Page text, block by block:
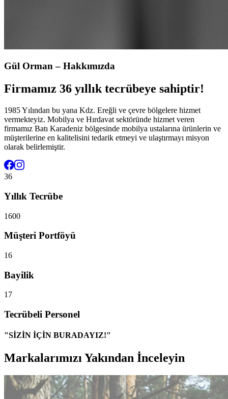
Gül Orman – Hakkımızda
Firmamız 36 yıllık tecrübeye sahiptir!
1985 Yılından bu yana Kdz. Ereğli ve çevre bölgelere hizmet
vermekteyiz. Mobilya ve Hırdavat sektöründe hizmet veren
firmamız Batı Karadeniz bölgesinde mobilya ustalarına ürünlerin ve
müşterilerine en kalitelisini tedarik etmeyi ve ulaştırmayı misyon
olarak belirlemiştir.
36
Yıllık Tecrübe
1600
Müşteri Portföyü
16
Bayilik
17
Tecrübeli Personel
"SİZİN İÇİN BURADAYIZ!"
Markalarımızı Yakından İnceleyin